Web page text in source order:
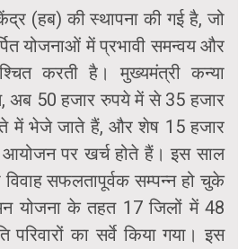
(हब) की स्थापना की गई है, जो
योजनाओं में प्रभावी समन्वय और
करती है। मुख्यमंत्री कन्या
अब 50 हजार रुपये में से 35 हजार
में भेजे जाते हैं, और शेष 15 हजार
आयोजन पर खर्च होते हैं। इस साल
सफलतापूर्वक सम्पन्न हो चुके
योजना के तहत 17 जिलों में 48
परिवारों का सर्वे किया गया। इस